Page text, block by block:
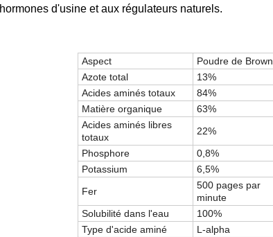
d'usine et aux régulateurs naturels.
Aspect
Poudre de Brown
Azote total
13%
Acides aminés totaux
84%
Matière organique
63%
Acides aminés libres
totaux
22%
Phosphore
0,8%
Potassium
6,5%
Fer
500 pages par
minute
Solubilité dans l'eau
100%
Type d'acide aminé
L-alpha